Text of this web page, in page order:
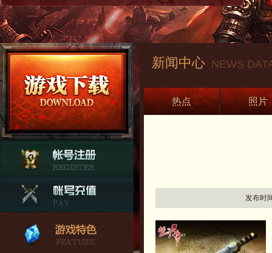
新闻中心 NEWS
热点 照片
发布时